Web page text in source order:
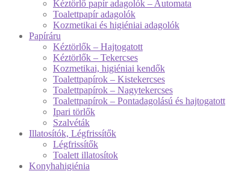
Kéztörlő papír adagolók – Automata
Toalettpapír adagolók
Kozmetikai és higiéniai adagolók
Papíráru
Kéztörlők – Hajtogatott
Kéztörlők – Tekercses
Kozmetikai, higiéniai kendők
Toalettpapírok – Kistekercses
Toalettpapírok – Nagytekercses
Toalettpapírok – Pontadagolású és hajtogatott
Ipari törlők
Szalvéták
Illatosítók, Légfrissítők
Légfrissítők
Toalett illatosítok
Konyhahigiénia